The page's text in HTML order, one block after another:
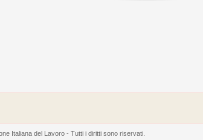
Italiana del Lavoro - Tutti i diritti sono riservati.